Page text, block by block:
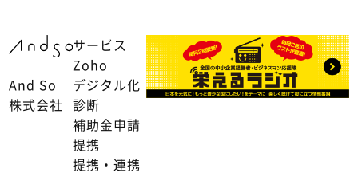
And So
株式会社
サービス
Zoho
デジタル化
診断
補助金申請
提携
提携・連携